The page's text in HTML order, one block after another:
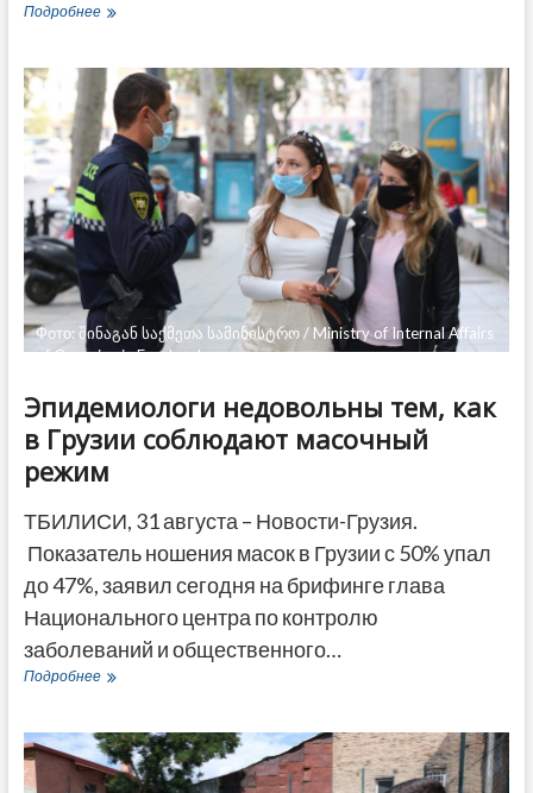
ПодробнееТбилиси
помощи
ЕС:
в
Брюсселе
считают,
что
дело
реформе
суда
Фото: შინაგან საქმეთა სამინისტრო / Ministry of Internal Affairs
of Georgia via Facebook
Эпидемиологи недовольны тем, как
в Грузии соблюдают масочный
режим
ТБИЛИСИ, 31 августа – Новости-Грузия.
Показатель ношения масок в Грузии с 50% упал
до 47%, заявил сегодня на брифинге глава
Национального центра по контролю
заболеваний и общественного…
ПодробнееЭпидемиологи
как
в
Грузии